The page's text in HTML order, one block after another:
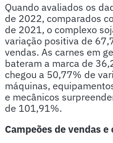
Quando avaliados os
de 2022, comparados
de 2021, o complexo
variação positiva de
vendas. As carnes em
bateram a marca de
chegou a 50,77% de
máquinas,
e mecânicos
de 101,91%.
Campeões de vendas e